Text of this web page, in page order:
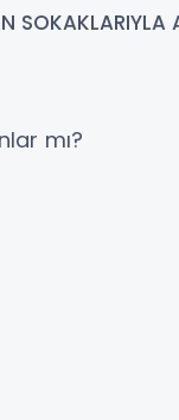
SOKAKLARIYLA
mı?